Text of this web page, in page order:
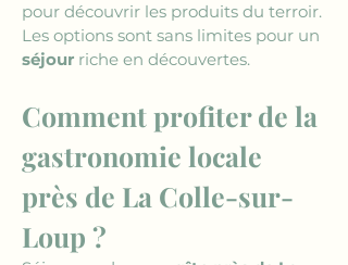
pour découvrir les produits du terroir.
Les options sont sans limites pour un
séjour riche en découvertes.
Comment profiter de la
gastronomie locale
près de La Colle-sur-
Loup ?